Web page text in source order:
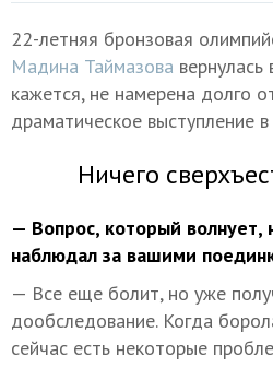
22-летняя бронзовая
Мадина Таймазова
кажется, не намерена долго
драматическое выступление
Ничего
— Вопрос, который волнует,
наблюдал за вашими
— Все еще болит, но уже
дообследование. Когда
сейчас есть некоторые